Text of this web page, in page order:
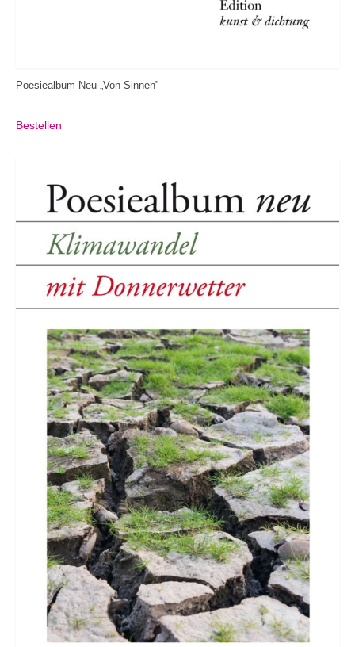
Poesiealbum Neu „Von Sinnen”
Bestellen